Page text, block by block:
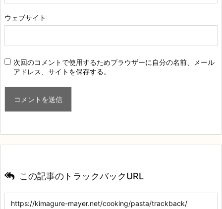
ウェブサイト
次回のコメントで使用するためブラウザーに自分の名前、メール
アドレス、サイトを保存する。
この記事のトラックバックURL